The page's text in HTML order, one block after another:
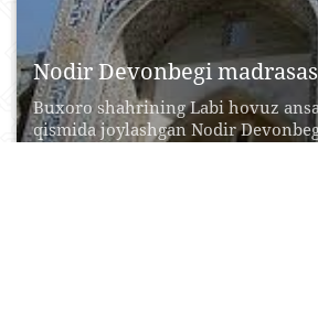
Nodir Devonbegi
Buxoro shahrining Labi hovuz
qismida joylashgan Nodir